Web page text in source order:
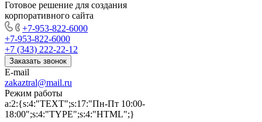
Готовое решение для создания
корпоративного сайта
+7-953-822-6000
+7-953-822-6000
+7 (343) 222-22-12
Заказать звонок
E-mail
zakaztral@mail.ru
Режим работы
a:2:{s:4:"TEXT";s:17:"Пн-Пт 10:00-
18:00";s:4:"TYPE";s:4:"HTML";}